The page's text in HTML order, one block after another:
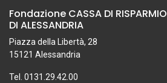
Fondazione CASSA DI RISPARMIO
DI ALESSANDRIA
Piazza della Libertà, 28
15121 Alessandria
Tel. 0131.29.42.00